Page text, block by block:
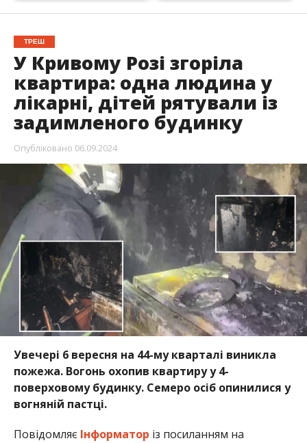
ТРЕШ
У Кривому Розі згоріла
квартира: одна людина у
лікарні, дітей рятували із
задимленого будинку
Опубліковано 06.09.2024
Увечері 6 вересня на 44-му кварталі виникла
пожежа. Вогонь охопив квартиру у 4-
поверховому будинку. Семеро осіб опинилися у
вогняній пастці.
Повідомляє Інформатор із посиланням на